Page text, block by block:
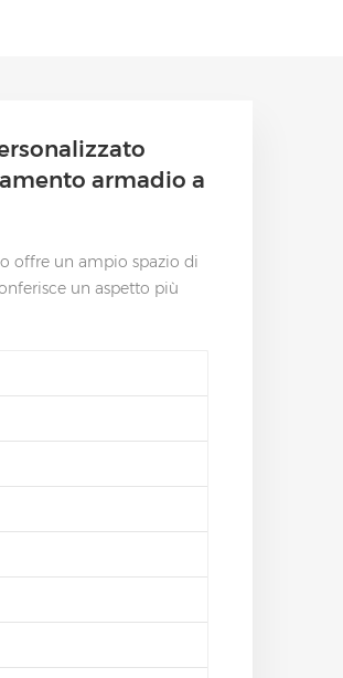
armadio a
offre un ampio spazio di
un aspetto più